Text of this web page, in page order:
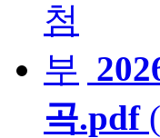
곡.pdf